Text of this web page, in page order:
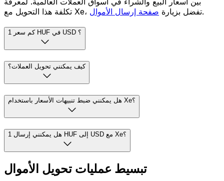
تكلفة هذا التحويل مع Xe، تفضل بزيارة صفحة إرسال الأموال .
كم سعر 1 HUF في USD ؟
كيف يمكنني تحويل العملات؟
هل يمكنني ضبط تنبيهات الأسعار باستخدام Xe؟
هل يمكنني إرسال 1 HUF إلى USD مع Xe؟
تبسيط عمليات تحويل الأموال